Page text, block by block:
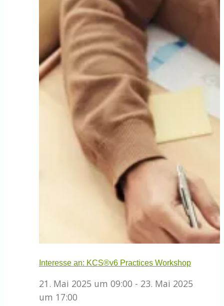
Interesse an: KCS®v6 Practices Workshop
21. Mai 2025 um 09:00 - 23. Mai 2025
um 17:00